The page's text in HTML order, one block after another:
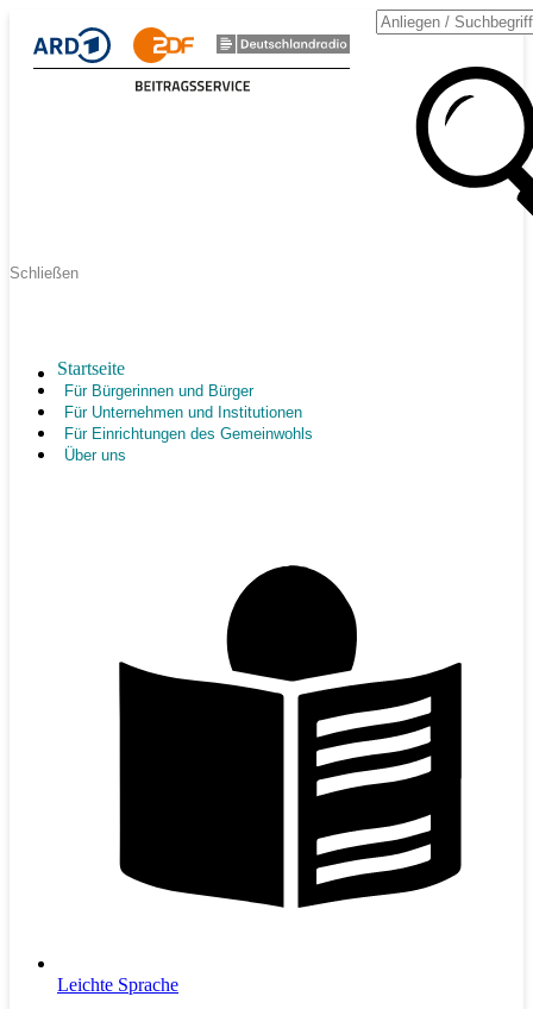
Schließen
Startseite
Für Bürgerinnen und Bürger
Für Unternehmen und Institutionen
Für Einrichtungen des Gemeinwohls
Über uns
Leichte Sprache